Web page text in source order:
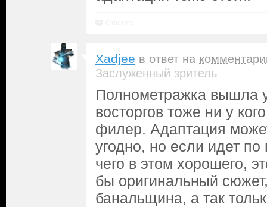
Xadjee в ответ на
Заслуженный зритель
Полнометражка вышла
восторгов тоже ни у
филер. Адаптация
угодно, но если идет
чего в этом хорошего,
бы оригинальный
банальщина, а так